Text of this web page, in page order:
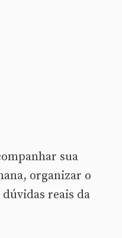
sua
organizar o
reais da